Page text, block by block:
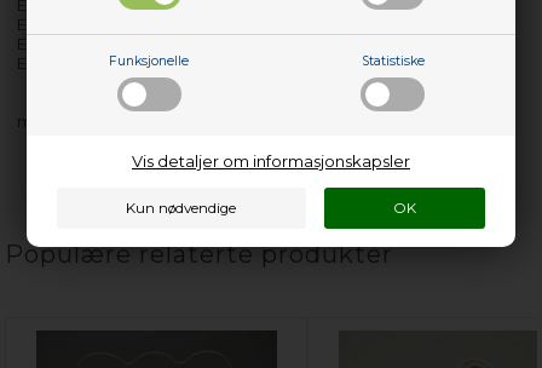
Funksjonelle Statistiske
Vis detaljer om informasjonskapsler
EBM18110TEX - 859990777760
EBM18110TEX - 859990777760
EBM18110TEX - 859990777760
EBM18110TEX - 859990777760
med flere…
Populære relaterte produkter